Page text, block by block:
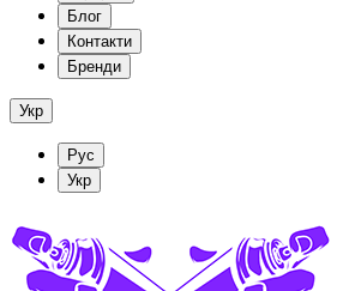
Блог
Контакти
Бренди
Укр
Рус
Укр